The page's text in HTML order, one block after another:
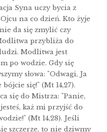
Syna uczy bycia z
na co dzień. Kto żyje
da się zmylić czy
przybliża do
Modlitwa jest
po wodzie. Gdy się
słowa: "Odwagi, Ja
się!" (Mt 14,27).
się do Mistrza: "Panie,
każ mi przyjść do
(Mt 14,28). Jeśli
szczerze, to nie dziwmy